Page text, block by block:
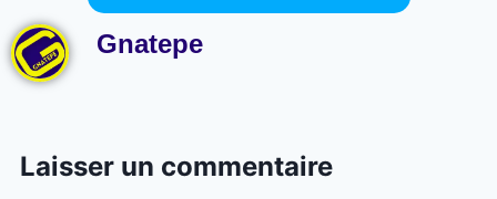
Gnatepe
Laisser un commentaire